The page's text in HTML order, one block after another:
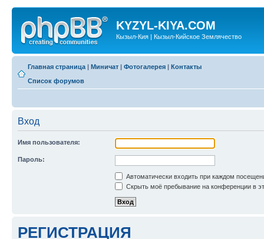
KYZYL-KIYA.COM
Кызыл-Кия | Кызыл-Кийское Землячество
Главная страница | Миничат | Фотогалерея | Контакты
Список форумов
Вход
Имя пользователя:
Пароль:
Автоматически входить при каждом
Скрыть моё пребывание на конференции в
РЕГИСТРАЦИЯ